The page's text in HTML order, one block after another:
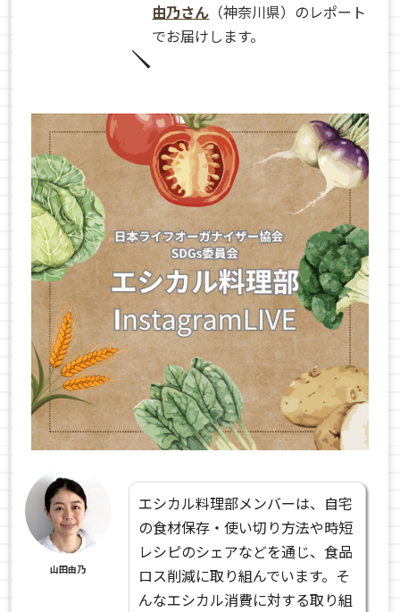
由乃さん （神奈川県）のレポート
でお届けします。
山田由乃
エシカル料理部メンバーは、自宅
の食材保存・使い切り方法や時短
レシピのシェアなどを通じ、食品
ロス削減に取り組んでいます。そ
んなエシカル消費に対する取り組